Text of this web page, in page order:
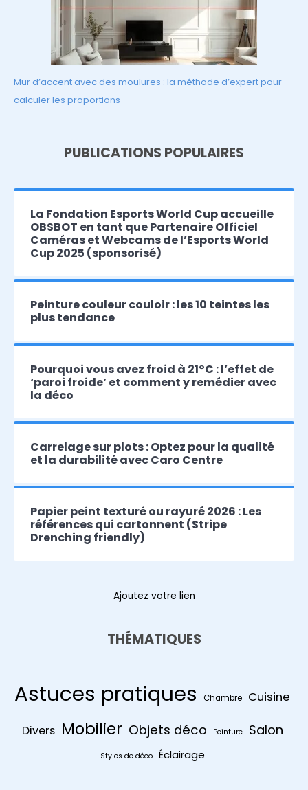
Mur d’accent avec des moulures : la méthode d’expert pour
calculer les proportions
PUBLICATIONS POPULAIRES
La Fondation Esports World Cup accueille
OBSBOT en tant que Partenaire Officiel
Caméras et Webcams de l’Esports World
Cup 2025 (sponsorisé)
Peinture couleur couloir : les 10 teintes les
plus tendance
Pourquoi vous avez froid à 21°C : l’effet de
‘paroi froide’ et comment y remédier avec
la déco
Carrelage sur plots : Optez pour la qualité
et la durabilité avec Caro Centre
Papier peint texturé ou rayuré 2026 : Les
références qui cartonnent (Stripe
Drenching friendly)
Ajoutez votre lien
THÉMATIQUES
Astuces pratiques Chambre Cuisine
Divers Mobilier Objets déco Peinture Salon
Styles de déco Éclairage